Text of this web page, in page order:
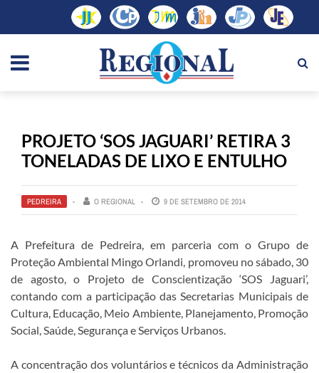
PROJETO ‘SOS JAGUARI’ RETIRA 3
TONELADAS DE LIXO E ENTULHO
PEDREIRA O REGIONAL 9 DE SETEMBRO DE 2014
A Prefeitura de Pedreira, em parceria com o Grupo de
Proteção Ambiental Mingo Orlandi, promoveu no sábado, 30
de agosto, o Projeto de Conscientização ‘SOS Jaguari’,
contando com a participação das Secretarias Municipais de
Cultura, Educação, Meio Ambiente, Planejamento, Promoção
Social, Saúde, Segurança e Serviços Urbanos.
A concentração dos voluntários e técnicos da Administração